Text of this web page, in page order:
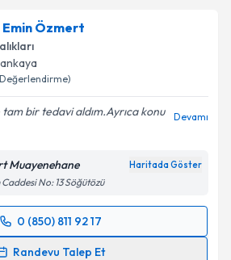
Emin Özmert
Değerlendirme)
bir tedavi aldım.Ayrıca konu
Devamı
Muayenehane Haritada Göster
No: 13 Söğütözü
0 (850) 811 92 17
Randevu Talep Et
Talebi